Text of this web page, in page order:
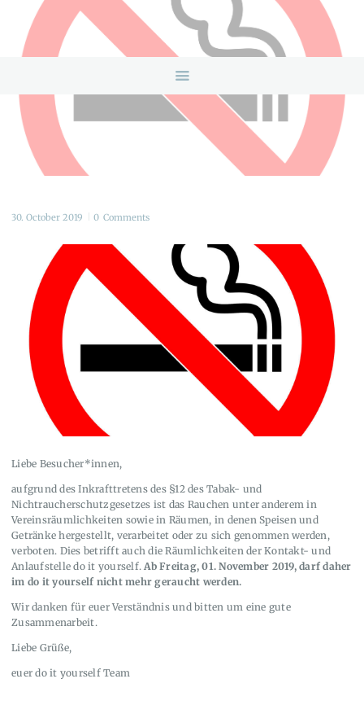
HOME
ANGEBOTE
INFOS & LINKS
KONTAKTDATEN
30. October 2019 0 Comments
Liebe Besucher*innen,
aufgrund des Inkrafttretens des §12 des Tabak- und
Nichtraucherschutzgesetzes ist das Rauchen unter anderem in
Vereinsräumlichkeiten sowie in Räumen, in denen Speisen und
Getränke hergestellt, verarbeitet oder zu sich genommen werden,
verboten. Dies betrifft auch die Räumlichkeiten der Kontakt- und
Anlaufstelle do it yourself.Ab Freitag, 01. November 2019, darf daher
im do it yourself nicht mehr geraucht werden.
Wir danken für euer Verständnis und bitten um eine gute
Zusammenarbeit.
Liebe Grüße,
euer do it yourself Team